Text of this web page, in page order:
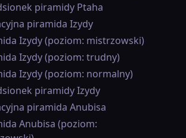
piramidy Ptaha
piramida Izydy
Izydy (poziom: mistrzowski)
Izydy (poziom: trudny)
Izydy (poziom: normalny)
piramidy Izydy
piramida Anubisa
Anubisa (poziom: